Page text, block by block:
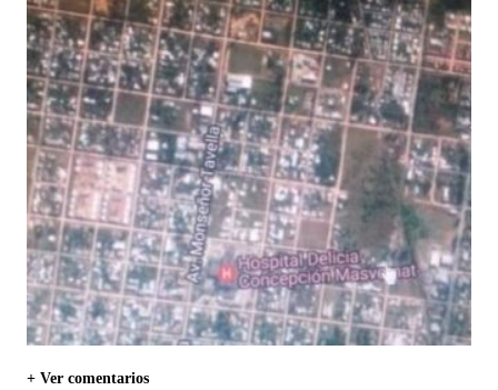
+ Ver comentarios